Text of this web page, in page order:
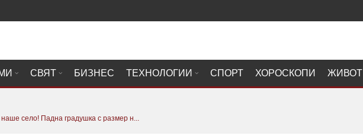
СВЯТ БИЗНЕС ТЕХНОЛОГИИ СПОРТ ХОРОСКОПИ ЖИВОТ
наше село! Падна градушка с размер н...